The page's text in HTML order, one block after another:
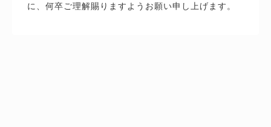
に、何卒ご理解賜りますようお願い申し上げます。